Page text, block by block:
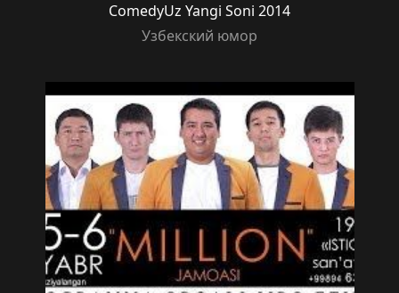
ComedyUz Yangi Soni 2014
Узбекский юмор